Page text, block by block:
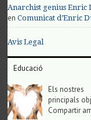
Anarchist genius Enric
enComunicat d’Enric
Avis Legal
Educació
Els nostres
principals
Compartir